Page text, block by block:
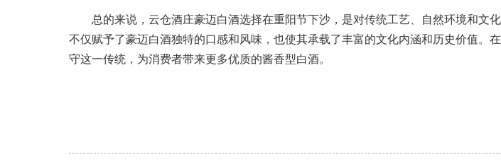
总的来说，云仓酒庄豪迈白酒选择在重阳节下沙，是对传统工艺、自然环境和文
不仅赋予了豪迈白酒独特的口感和风味，也使其承载了丰富的文化内涵和历史价值。
守这一传统，为消费者带来更多优质的酱香型白酒。